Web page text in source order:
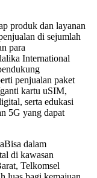
produk dan layanan
di sejumlah
para
International
penjualan paket
kartu uSIM,
serta edukasi
5G yang dapat
dalam
di kawasan
Telkomsel